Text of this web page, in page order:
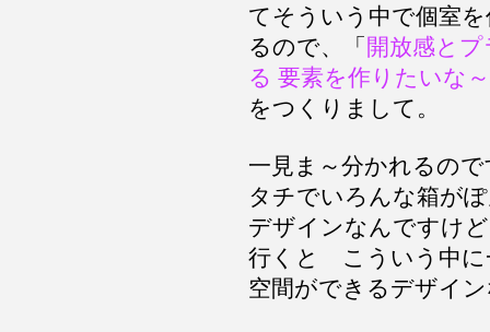
てそういう中で個室
るので、「 開放感と
る 要素を作りたいな～
をつくりまして。
一見ま～分かれるの
タチでいろんな箱が
デザインなんですけ
行くと こういう中に
空間ができるデザイ